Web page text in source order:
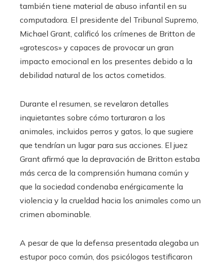
también tiene material de abuso infantil en su
computadora. El presidente del Tribunal Supremo,
Michael Grant, calificó los crímenes de Britton de
«grotescos» y capaces de provocar un gran
impacto emocional en los presentes debido a la
debilidad natural de los actos cometidos.
Durante el resumen, se revelaron detalles
inquietantes sobre cómo torturaron a los
animales, incluidos perros y gatos, lo que sugiere
que tendrían un lugar para sus acciones. El juez
Grant afirmó que la depravación de Britton estaba
más cerca de la comprensión humana común y
que la sociedad condenaba enérgicamente la
violencia y la crueldad hacia los animales como un
crimen abominable.
A pesar de que la defensa presentada alegaba un
estupor poco común, dos psicólogos testificaron